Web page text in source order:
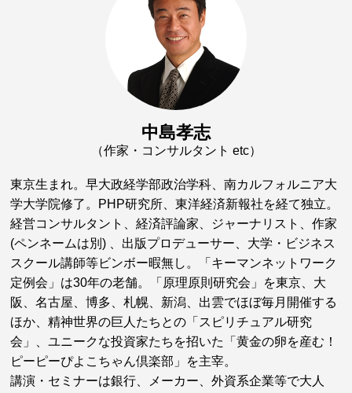
中島孝志
（作家・コンサルタント etc）
東京生まれ。早大政経学部政治学科、南カルフォルニア大
学大学院修了。PHP研究所、東洋経済新報社を経て独立。
経営コンサルタント、経済評論家、ジャーナリスト、作家
(ペンネームは別) 、出版プロデューサー、大学・ビジネス
スクール講師等ビンボー暇無し。「キーマンネットワーク
定例会」は30年の老舗。「原理原則研究会」を東京、大
阪、名古屋、博多、札幌、新潟、出雲でほぼ毎月開催する
ほか、精神世界の巨人たちとの「スピリチュアル研究
会」、ユニークな投資家たちを招いた「黄金の卵を産む！
ピーピーぴよこちゃん倶楽部」を主宰。
講演・セミナーは銀行、メーカー、外資系企業等で大人